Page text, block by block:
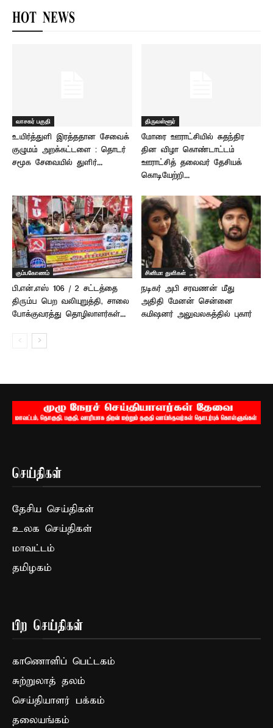
HOT NEWS
வாசகர் பகுதி
உயிர்த்துளி இரத்ததான சேவைக்
குழுமம் அறக்கட்டளை : தொடர்
சமூக சேவையில் துளிர்...
திருவள்ளூர்
மோரை ஊராட்சியில் சுதந்திர
தின விழா கொண்டாட்டம் –
ஊராட்சித் தலைவர் தேசியக்
கொடியேற்றி...
கும்பகோணம்
பி.என்.எஸ் 106 / 2 சட்டத்தை
திரும்ப பெற வலியுறுத்தி, சாலை
போக்குவரத்து தொழிலாளர்கள்...
சினிமா துளிகள்
நடிகர் அபி சரவணன் மீது
அதிதி மேனன் சென்னை
கமிஷனர் அலுவலகத்தில் புகார்
செய்திகள்
தேசிய செய்திகள்
உலக செய்திகள்
மாவட்டம்
தமிழகம்
பிற செய்திகள்
காணொளிப் பெட்டகம்
சுற்றுலாத் தலம்
செய்தியாளர் பக்கம்
தலையங்கம்